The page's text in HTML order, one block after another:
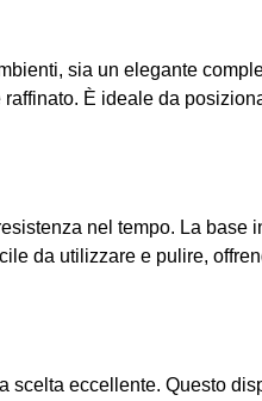
sia un elegante
È ideale da
nel tempo. La base
da utilizzare e pulire,
eccellente. Questo